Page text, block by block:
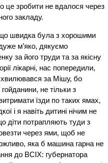
це зробити не вдалося через
закладу.
швидка була з хорошими
м’яко, дякуємо
за його труди та за якісну
лікарні, нас попередили,
за Мішу, бо
не тільки з
їзди по таких ямах,
і я навіть дитині нічим не
діти потрапляють туди з
через ями, щоб не
яка б машина гарна не
до ВСІХ: губернатора